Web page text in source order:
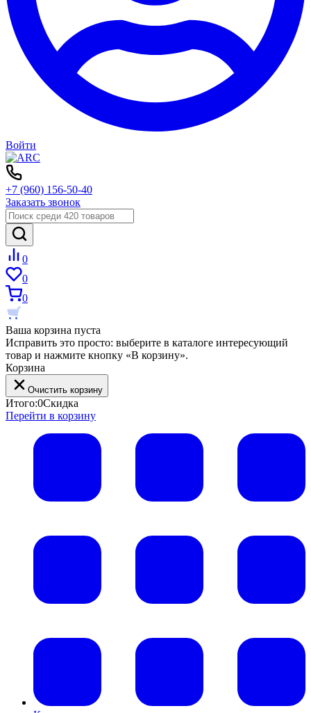
Войти
+7 (960) 156-50-40
Заказать звонок
0
0
0
Ваша корзина пуста
Исправить это просто: выберите в каталоге интересующий
товар и нажмите кнопку «В корзину».
Корзина
Очистить корзину
Итого:0Скидка
Перейти в корзину